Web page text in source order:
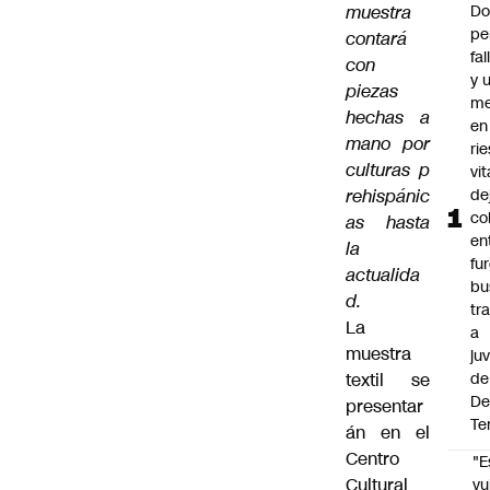
muestra
contará
con
piezas
hechas a
mano por
culturas p
rehispánic
as hasta
la
actualida
d.
La
muestra
textil se
presentar
án en el
Centro
Cultural
y
en
a
de